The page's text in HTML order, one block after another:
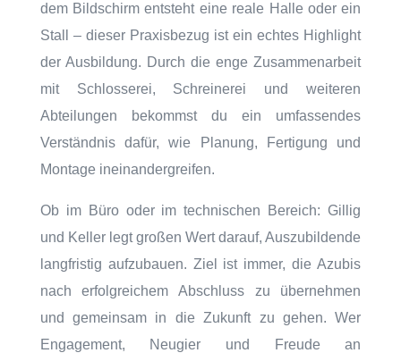
dem Bildschirm entsteht eine reale Halle oder ein
Stall – dieser Praxisbezug ist ein echtes Highlight
der Ausbildung. Durch die enge Zusammenarbeit
mit Schlosserei, Schreinerei und weiteren
Abteilungen bekommst du ein umfassendes
Verständnis dafür, wie Planung, Fertigung und
Montage ineinandergreifen.
Ob im Büro oder im technischen Bereich: Gillig
und Keller legt großen Wert darauf, Auszubildende
langfristig aufzubauen. Ziel ist immer, die Azubis
nach erfolgreichem Abschluss zu übernehmen
und gemeinsam in die Zukunft zu gehen. Wer
Engagement, Neugier und Freude an